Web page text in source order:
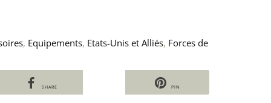
, Equipements, Etats-Unis et Alliés, Forces de
SHARE PIN